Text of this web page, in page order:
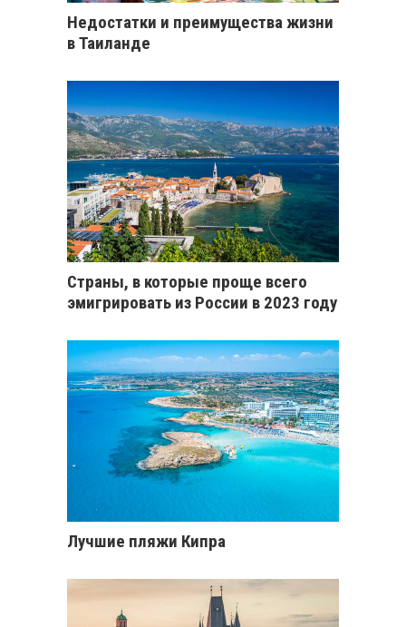
Недостатки и преимущества жизни
в Таиланде
Страны, в которые проще всего
эмигрировать из России в 2023 году
Лучшие пляжи Кипра